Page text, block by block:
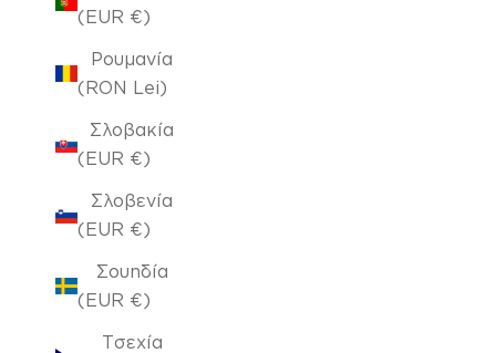
(EUR €)
Ρουμανία
(RON Lei)
Σλοβακία
(EUR €)
Σλοβενία
(EUR €)
Σουηδία
(EUR €)
Τσεχία